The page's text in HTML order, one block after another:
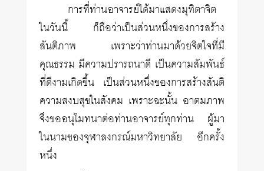
การที่ท่านอาจารย์ได้มาแสดงมุทิตาจิต
ในวันนี้ ก็ถือว่าเป็นส่วนหนึ่งของการสร้าง
สันติภาพ เพราะว่าท่านมาด้วยจิตใจที่มี
คุณธรรม มีความปรารถนาดี เป็นความสัมพันธ์
ที่ดีงามเกิดขึ้น เป็นส่วนหนึ่งของการสร้างสันติ
ความสงบสุขในสังคม เพราะฉะนั้น อาตมภาพ
จึงขออนุโมทนาต่อท่านอาจารย์ทุกท่าน ผู้มา
ในนามของจุฬาลงกรณ์มหาวิทยาลัย อีกครั้ง
หนึ่ง